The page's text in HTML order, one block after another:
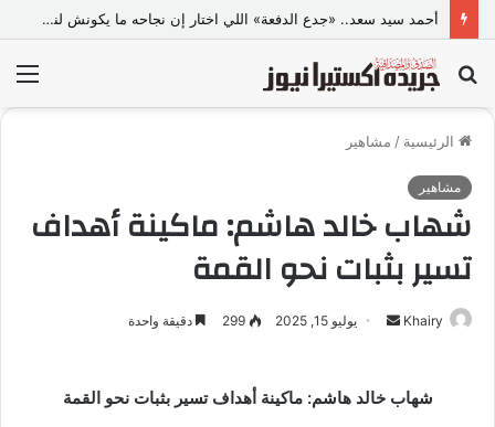
أحمد سيد سعد.. «جدع الدفعة» اللي اختار إن نجاحه ما يكونش لنفسه بس
بحث
عن
الرئيسية / مشاهير
مشاهير
شهاب خالد هاشم: ماكينة أهداف
تسير بثبات نحو القمة
Khairy
ل
يوليو 15, 2025 299 دقيقة واحدة
شهاب خالد هاشم: ماكينة أهداف تسير بثبات نحو القمة